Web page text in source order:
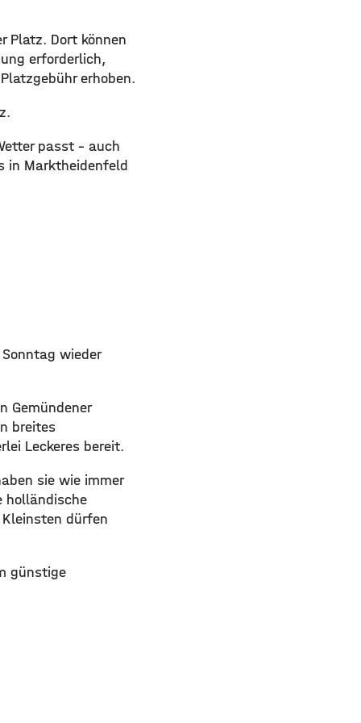
Platz. Dort können
erforderlich,
erhoben.
passt - auch
in Marktheidenfeld
wieder
Gemündener
breites
Leckeres bereit.
sie wie immer
holländische
dürfen
günstige